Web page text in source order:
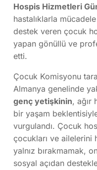
Hospis Hizmetleri
hastalıklarla
destek veren çocuk
yapan gönüllü ve
etti.
Çocuk Komisyonu
Almanya genelinde
genç yetişkinin, ağır
bir yaşam
vurgulandı. Çocuk
çocukları ve ailelerini
yalnız bırakmamak,
sosyal açıdan